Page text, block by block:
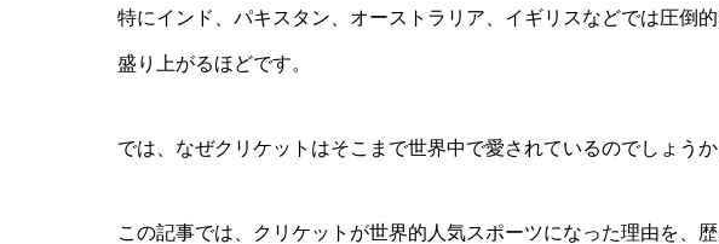
特にインド、パキスタン、オーストラリア、イギリスなどでは圧倒
盛り上がるほどです。
では、なぜクリケットはそこまで世界中で愛されているのでしょうか
この記事では、クリケットが世界的人気スポーツになった理由を、